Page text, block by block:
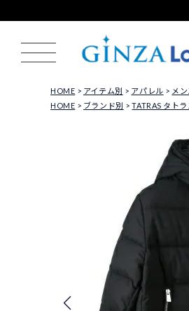
HOME アイテム別 アパレル メ
HOME
ブランド別 TATRAS タトラ